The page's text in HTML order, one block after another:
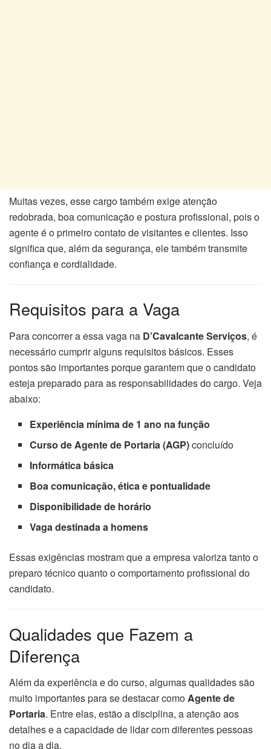
Muitas vezes, esse cargo também exige atenção
redobrada, boa comunicação e postura profissional, pois o
agente é o primeiro contato de visitantes e clientes. Isso
significa que, além da segurança, ele também transmite
confiança e cordialidade.
Requisitos para a Vaga
Para concorrer a essa vaga na D’Cavalcante Serviços, é
necessário cumprir alguns requisitos básicos. Esses
pontos são importantes porque garantem que o candidato
esteja preparado para as responsabilidades do cargo. Veja
abaixo:
Experiência mínima de 1 ano na função
Curso de Agente de Portaria (AGP)concluído
Informática básica
Boa comunicação, ética e pontualidade
Disponibilidade de horário
Vaga destinada a homens
Essas exigências mostram que a empresa valoriza tanto o
preparo técnico quanto o comportamento profissional do
candidato.
Qualidades que Fazem a
Diferença
Além da experiência e do curso, algumas qualidades são
muito importantes para se destacar comoAgente de
Portaria. Entre elas, estão a disciplina, a atenção aos
detalhes e a capacidade de lidar com diferentes pessoas
no dia a dia.